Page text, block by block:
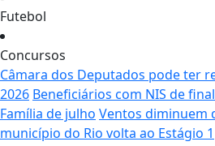
Futebol
Concursos
Câmara dos Deputados pode ter
2026 Beneficiários com NIS de
Família de julho Ventos diminuem
município do Rio volta ao Estágio 1